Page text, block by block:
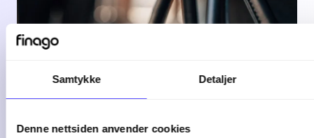
Samtykke Detaljer
Denne nettsiden anvender cookies
Finago Payday - Ferie